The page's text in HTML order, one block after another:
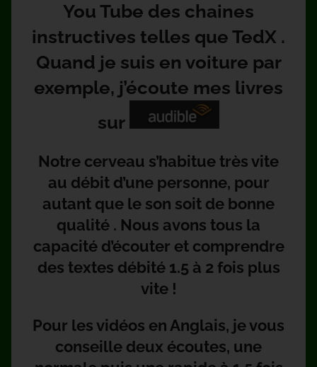
You Tube des chaines
instructives telles que TedX .
Quand je suis en voiture par
exemple, j’écoute mes livres
sur
Notre cerveau s’habitue très vite
au débit d’une personne, pour
autant que le son soit de bonne
qualité . Nous avons tous la
capacité d’écouter et comprendre
des textes débité 1.5 à 2 fois plus
vite !
Pour les vidéos en Anglais, je vous
conseille deux écoutes, une